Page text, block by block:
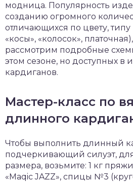
модница. Популярность
созданию огромного
отличающихся по цвету, типу
«косы», «колосок»,
рассмотрим подробные
этом сезоне, но доступных в
кардиганов.
Мастер-класс по
длинного
Чтобы выполнить длинный
подчеркивающий силуэт,
размера, возьмите: 1 кг
«Maqic JAZZ», спицы №3